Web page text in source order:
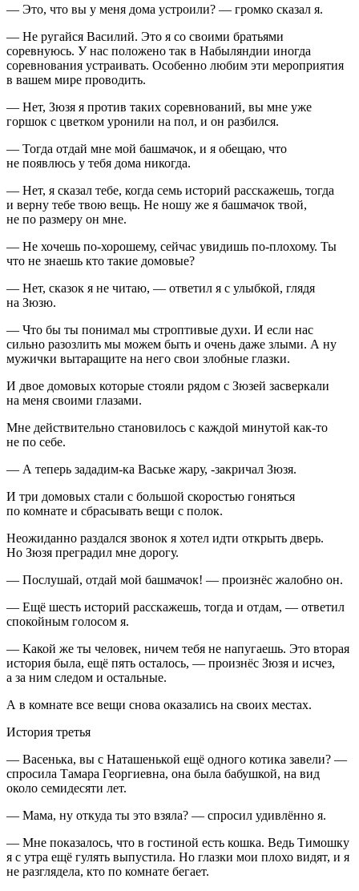
— Это, что вы у меня дома устроили? — громко сказал я.
— Не ругайся Василий. Это я со своими братьями
соревнуюсь. У нас положено так в Набыляндии иногда
соревнования устраивать. Особенно любим эти мероприятия
в вашем мире проводить.
— Нет, Зюзя я против таких соревнований, вы мне уже
горшок с цветком уронили на пол, и он разбился.
— Тогда отдай мне мой башмачок, и я обещаю, что
не появлюсь у тебя дома никогда.
— Нет, я сказал тебе, когда семь историй расскажешь, тогда
и верну тебе твою вещь. Не ношу же я башмачок твой,
не по размеру он мне.
— Не хочешь по-хорошему, сейчас увидишь по-плохому. Ты
что не знаешь кто такие домовые?
— Нет, сказок я не читаю, — ответил я с улыбкой, глядя
на Зюзю.
— Что бы ты понимал мы строптивые духи. И если нас
сильно разозлить мы можем быть и очень даже злыми. А ну
мужички вытаращите на него свои злобные глазки.
И двое домовых которые стояли рядом с Зюзей засверкали
на меня своими глазами.
Мне действительно становилось с каждой минутой как-то
не по себе.
— А теперь зададим-ка Ваське жару, -закричал Зюзя.
И три домовых стали с большой скоростью гоняться
по комнате и сбрасывать вещи с полок.
Неожиданно раздался звонок я хотел идти открыть дверь.
Но Зюзя преградил мне дорогу.
— Послушай, отдай мой башмачок! — произнёс жалобно он.
— Ещё шесть историй расскажешь, тогда и отдам, — ответил
спокойным голосом я.
— Какой же ты человек, ничем тебя не напугаешь. Это вторая
история была, ещё пять осталось, — произнёс Зюзя и исчез,
а за ним следом и остальные.
А в комнате все вещи снова оказались на своих местах.
История третья
— Васенька, вы с Наташенькой ещё одного котика завели? —
спросила Тамара Георгиевна, она была бабушкой, на вид
около семидесяти лет.
— Мама, ну откуда ты это взяла? — спросил удивлённо я.
— Мне показалось, что в гостиной есть кошка. Ведь Тимошку
я с утра ещё гулять выпустила. Но глазки мои плохо видят, и я
не разглядела, кто по комнате бегает.